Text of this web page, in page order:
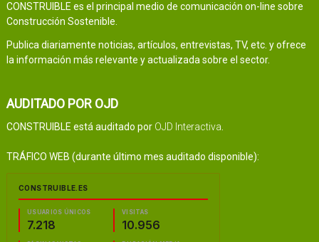
CONSTRUIBLE es el principal medio de comunicación on-line sobre
Construcción Sostenible.
Publica diariamente noticias, artículos, entrevistas, TV, etc. y ofrece
la información más relevante y actualizada sobre el sector.
AUDITADO POR OJD
CONSTRUIBLE está auditado por OJD Interactiva.
TRÁFICO WEB (durante último mes auditado disponible):